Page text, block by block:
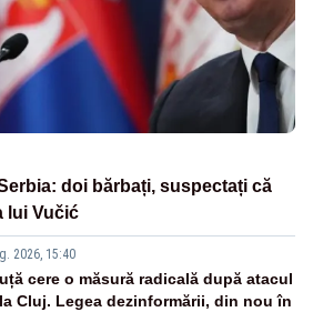
doi bărbați, suspectați că
lui Vučić
2026, 15:40
cere o măsură radicală după atacul
Cluj. Legea dezinformării, din nou în